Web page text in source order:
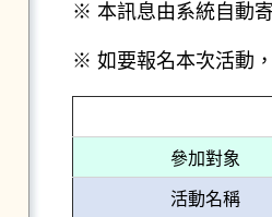
※ 本訊息由系統自動
※ 如要報名本次活動
參加對象
活動名稱